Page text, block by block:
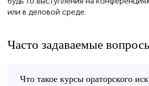
или в деловой среде.
Часто задаваемые
Что такое курсы ораторского